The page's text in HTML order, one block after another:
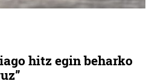
hitz egin beharko